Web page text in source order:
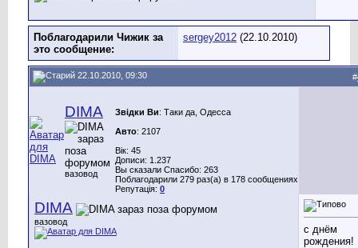
Поблагодарили Чижик за
это сообщение:
sergey2012 (22.10.2010)
22.10.2010, 09:30 #
DIMA
вазовод
Звідки Ви: Таки да, Одесса
Авто: 2107
Вік: 45
Дописи: 1.237
Вы сказали Спасибо: 263
Поблагодарили 279 раз(а) в 178 сообщениях
Репутація: 0
DIMA
вазовод
с днём
рождения!